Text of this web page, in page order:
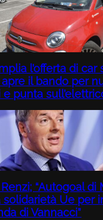
l’offerta di car
il bando per
punta
“Autogoal di
solidarietà Ue per
di Vannacci”